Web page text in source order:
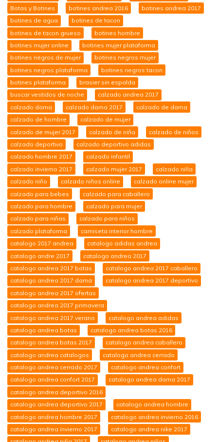
Botas y Botines botines andrea 2016
botines andrea 2017
botines de agua
botines de tacon
botines de tacon grueso
botines hombre
botines mujer online
botines mujer plataforma
botines negros de mujer
botines negros mujer
botines negros plataforma
botines negros tacon
botines plataforma
brasier sin espalda
buscar vestidos de noche
calzado andrea 2017
calzado dama
calzado dama 2017
calzado de dama
calzado de hombre
calzado de mujer
calzado de mujer 2017
calzado de niña
calzado de niños
calzado deportivo
calzado deportivo adidas
calzado hombre 2017
calzado infantil
calzado invierno 2017
calzado mujer 2017
calzado niña
calzado niño
calzado niños online
calzado online mujer
calzado para bebes
calzado para caballero
calzado para hombre
calzado para mujer
calzado para niñas
calzado para niños
calzado plataforma
camiseta interior hombre
catalogo 2017 andrea
catalogo adidas andrea
catalogo andre 2017
catalogo andrea 2017
catalogo andrea 2017 botas
catalogo andrea 2017 caballero
catalogo andrea 2017 dama
catalogo andrea 2017 deportivo
catalogo andrea 2017 ofertas
catalogo andrea 2017 primavera
catalogo andrea 2017 verano
catalogo andrea adidas
catalogo andrea botas
catalogo andrea botas 2016
catalogo andrea botas 2017
catalogo andrea caballero
catalogo andrea catalogos
catalogo andrea cerrado
catalogo andrea cerrado 2017
catalogo andrea confort
catalogo andrea confort 2017
catalogo andrea dama 2017
catalogo andrea deportivo 2016
catalogo andrea deportivo 2017
catalogo andrea hombre
catalogo andrea hombre 2017
catalogo andrea invierno 2016
catalogo andrea invierno 2017
catalogo andrea nike 2017